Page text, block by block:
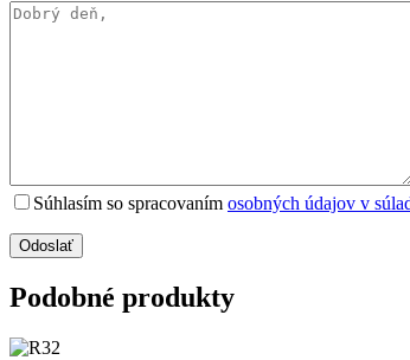
Súhlasím so spracovaním osobných údajov v
Podobné produkty